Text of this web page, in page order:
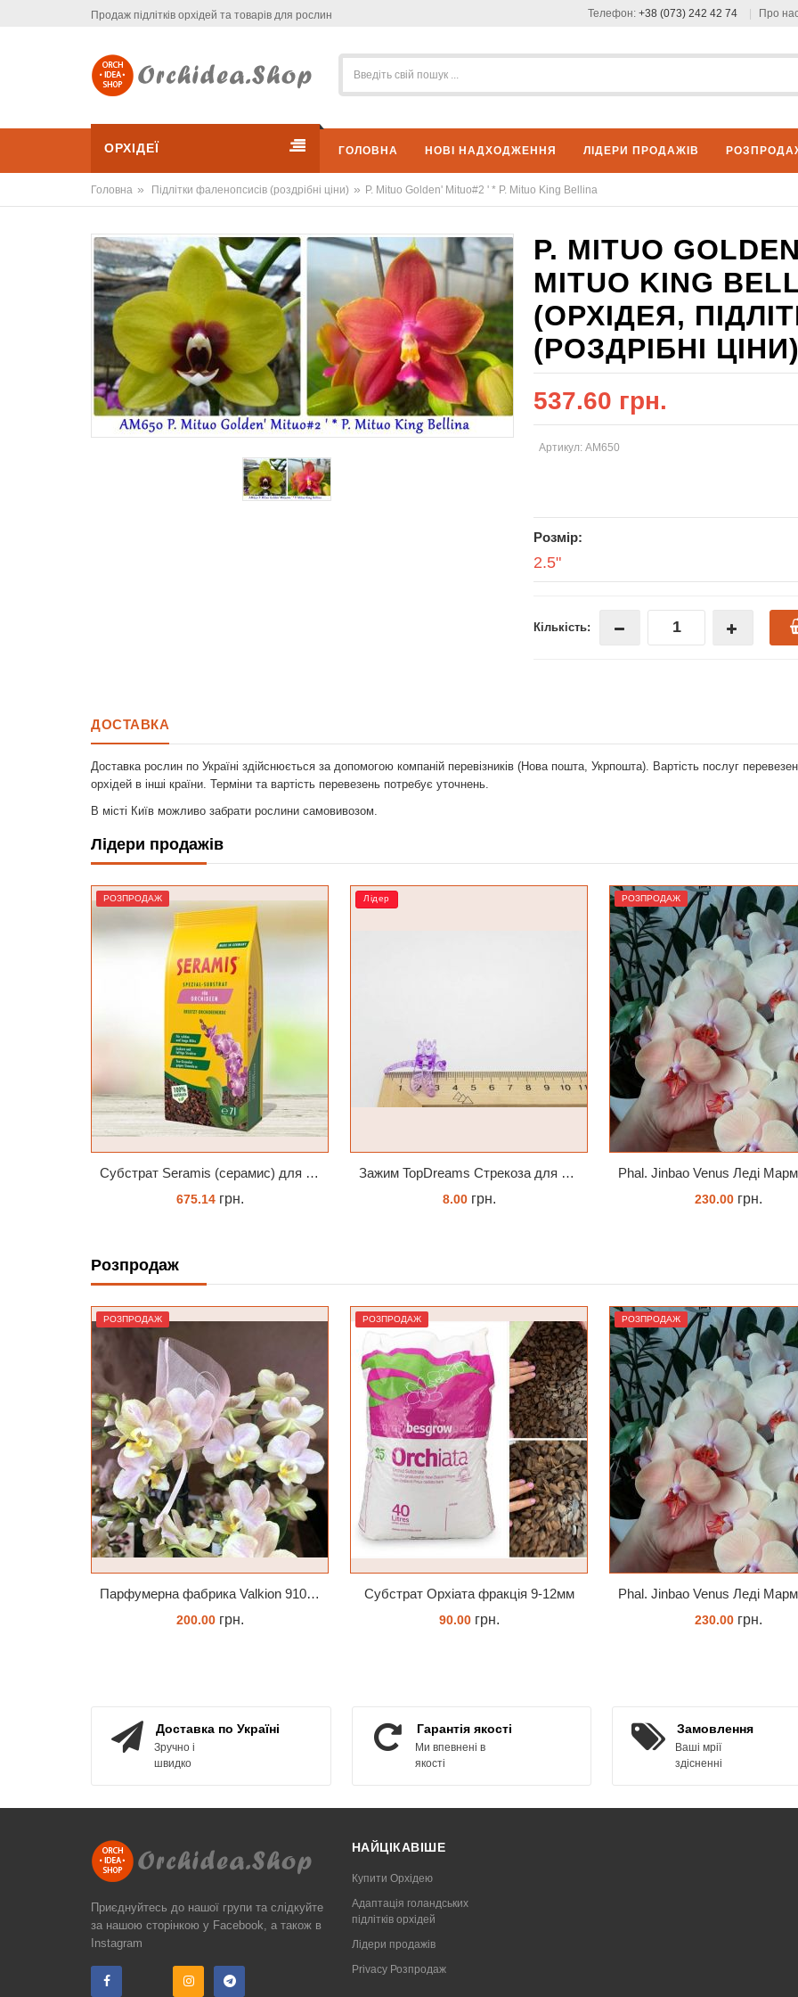
Продаж підлітків орхідей та товарів для рослин Телефон: +38 (073) 242 42 74 Про
ОРХІДЕЇ ГОЛОВНА НОВІ НАДХОДЖЕННЯ ЛІДЕРИ ПРОДАЖІВ
Головна » Підлітки фаленопсисів (роздрібні ціни) » P. Mituo Golden' Mituo#2 ' * P. Mituo King Bellina
P. MITUO
MITUO KING
(ОРХІДЕЯ,
(РОЗДРІБНІ
537.60 грн.
Артикул: AM650
Розмір:
2.5"
Кількість:
ДОСТАВКА
Доставка рослин по Україні здійснюється за допомогою компаній перевізників (Нова пошта, Укрпошта). Вартість послуг
орхідей в інші країни. Терміни та вартість перевезень потребує уточнень.
В місті Київ можливо забрати рослини самовивозом.
Лідери продажів
Лідер
Зажим TopDreams Стрекоза для крепления цветоноса орхидеи
8.00грн.
РОЗПРОДАЖ
230.00грн.
Лідер
262.00грн.
Розпродаж
РОЗПРОДАЖ
Парфумерна фабрика Valkion 9102 1.7 (торфстакан) реанімашка
200.00грн.
РОЗПРОДАЖ
Субстрат Орхіата фракція 9-12мм
90.00грн.
РОЗПРОДАЖ
230.00грн.
Доставка по Україні
Зручно і
швидко
Гарантія якості
Ми впевнені в
якості
Замовлення
Ваші мрії
здісненні
Приєднуйтесь до нашої групи та слідкуйте
за нашою сторінкою у Facebook, а також в
Instagram
НАЙЦІКАВІШЕ
Купити Орхідею
Адаптація голандських
підлітків орхідей
Лідери продажів
Privacy Розпродаж